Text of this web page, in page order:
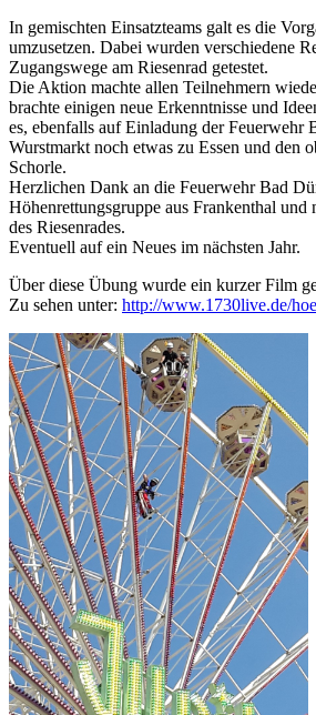
In gemischten Einsatzteams galt es die
umzusetzen. Dabei wurden verschiedene
Zugangswege am Riesenrad getestet.
Die Aktion machte allen Teilnehmern
brachte einigen neue Erkenntnisse und
es, ebenfalls auf Einladung der Feuerwehr
Wurstmarkt noch etwas zu Essen und den
Schorle.
Herzlichen Dank an die Feuerwehr Bad
Höhenrettungsgruppe aus Frankenthal und
des Riesenrades.
Eventuell auf ein Neues im nächsten Jahr.
Über diese Übung wurde ein kurzer Film
Zu sehen unter: http://www.1730live.de/